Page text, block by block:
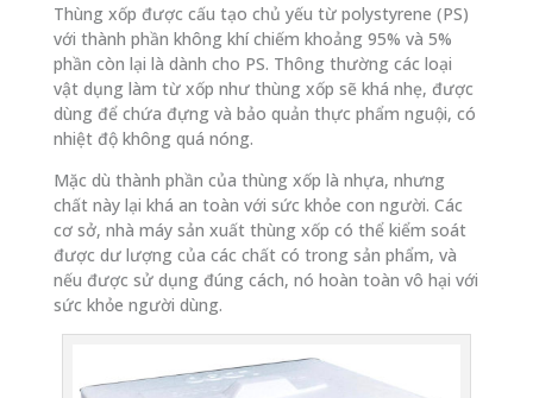
Thùng xốp được cấu tạo chủ yếu từ polystyrene (PS)
với thành phần không khí chiếm khoảng 95% và 5%
phần còn lại là dành cho PS. Thông thường các loại
vật dụng làm từ xốp như thùng xốp sẽ khá nhẹ, được
dùng để chứa đựng và bảo quản thực phẩm nguội, có
nhiệt độ không quá nóng.
Mặc dù thành phần của thùng xốp là nhựa, nhưng
chất này lại khá an toàn với sức khỏe con người. Các
cơ sở, nhà máy sản xuất thùng xốp có thể kiểm soát
được dư lượng của các chất có trong sản phẩm, và
nếu được sử dụng đúng cách, nó hoàn toàn vô hại với
sức khỏe người dùng.